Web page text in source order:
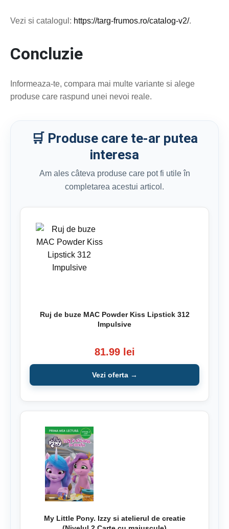
Vezi si catalogul: https://targ-frumos.ro/catalog-v2/.
Concluzie
Informeaza-te, compara mai multe variante si alege
produse care raspund unei nevoi reale.
🛒 Produse care te-ar putea
interesa
Am ales câteva produse care pot fi utile în
completarea acestui articol.
Ruj de buze MAC Powder Kiss Lipstick 312
Impulsive
81.99 lei
Vezi oferta →
My Little Pony. Izzy si atelierul de creatie